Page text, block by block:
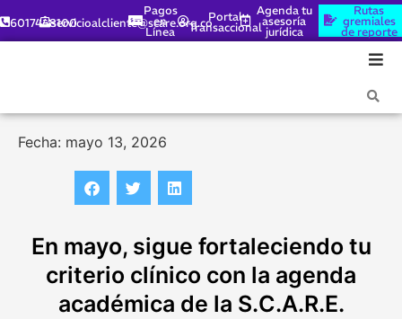
6017448100servicioalcliente@scare.org.co
Pagos
en
Línea
Portal
Transaccional
Agenda tu
asesoría
jurídica
Rutas
gremiales
de reporte
Fecha: mayo 13, 2026
En mayo, sigue fortaleciendo tu
criterio clínico con la agenda
académica de la S.C.A.R.E.